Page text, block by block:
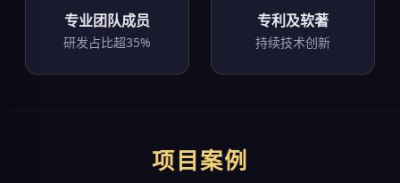
专业团队成员
研发占比超35%
专利及软著
持续技术创新
项目案例